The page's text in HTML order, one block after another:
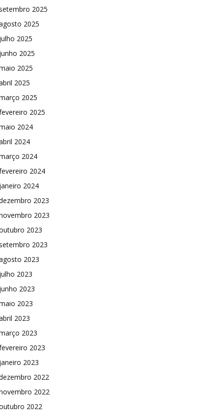
2025
2025
2025
2025
2025
2025
2025
2025
2024
2024
2024
2024
2024
2023
2023
2023
2023
2023
2023
2023
2023
2023
2023
2023
2023
2022
2022
2022